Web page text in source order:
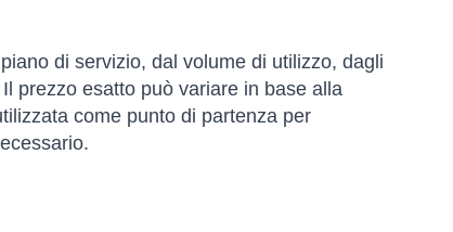
di servizio, dal volume di utilizzo, dagli
prezzo esatto può variare in base alla
come punto di partenza per